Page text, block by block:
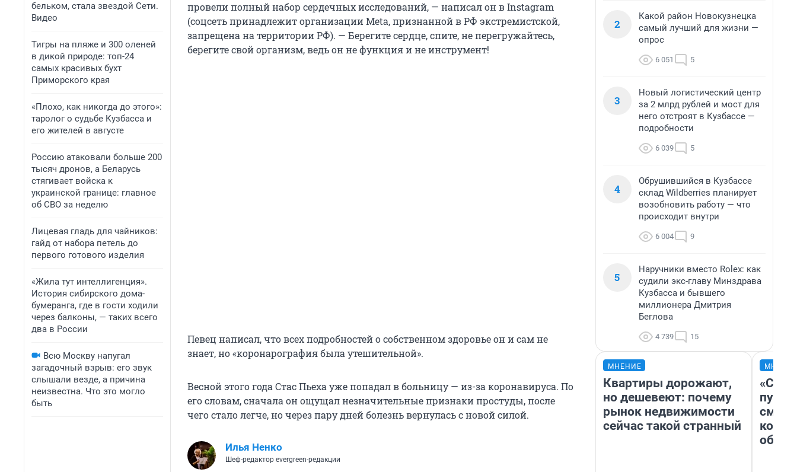
бельком, стала звездой Сети.
Видео
Тигры на пляже и 300 оленей
в дикой природе: топ-24
самых красивых бухт
Приморского края
«Плохо, как никогда до этого»:
таролог о судьбе Кузбасса и
его жителей в августе
Россию атаковали больше 200
тысяч дронов, а Беларусь
стягивает войска к
украинской границе: главное
об СВО за неделю
Лицевая гладь для чайников:
гайд от набора петель до
первого готового изделия
«Жила тут интеллигенция».
История сибирского дома-
бумеранга, где в гости ходили
через балконы, — таких всего
два в России
Всю Москву напугал
загадочный взрыв: его звук
слышали везде, а причина
неизвестна. Что это могло
быть
провели полный набор сердечных исследований, — написал он в Instagram
(соцсеть принадлежит организации Meta, признанной в РФ экстремистской,
запрещена на территории РФ). — Берегите сердце, спите, не перегружайтесь,
берегите свой организм, ведь он не функция и не инструмент!
Певец написал, что всех подробностей о собственном здоровье он и сам не
знает, но «коронарография была утешительной».
Весной этого года Стас Пьеха уже попадал в больницу — из-за коронавируса. По
его словам, сначала он ощущал незначительные признаки простуды, после
чего стало легче, но через пару дней болезнь вернулась с новой силой.
Илья Ненко
Шеф-редактор evergreen-редакции
2
Какой район Новокузнецка
самый лучший для жизни —
опрос
6 051 5
3
Новый логистический центр
за 2 млрд рублей и мост для
него отстроят в Кузбассе —
подробности
6 039 5
4
Обрушившийся в Кузбассе
склад Wildberries планирует
возобновить работу — что
происходит внутри
6 004 9
5
Наручники вместо Rolex: как
судили экс-главу Минздрава
Кузбасса и бывшего
миллионера Дмитрия
Беглова
4 739 15
МНЕНИЕ
Квартиры дорожают,
но дешевеют: почему
рынок недвижимости
сейчас такой странный